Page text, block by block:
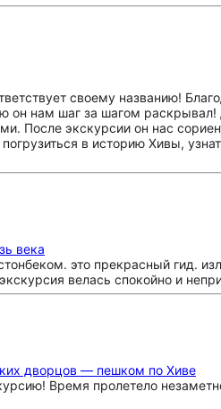
своему названию!
он нам шаг за шагом
После экскурсии он нас
в историю Хивы,
века
это прекрасный гид.
экскурсия велась спокойно и
дворцов — пешком по Хиве
Время пролетело